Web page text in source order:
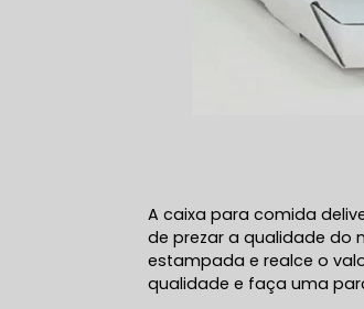
A caixa para comida
de prezar a qualidade do
estampada e realce o
qualidade e faça uma